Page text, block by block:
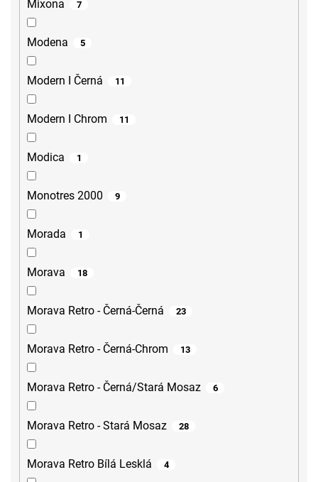
Mixona 7
Modena 5
Modern I Černá 11
Modern I Chrom 11
Modica 1
Monotres 2000 9
Morada 1
Morava 18
Morava Retro - Černá-Černá 23
Morava Retro - Černá-Chrom 13
Morava Retro - Černá/Stará Mosaz 6
Morava Retro - Stará Mosaz 28
Morava Retro Bílá Lesklá 4